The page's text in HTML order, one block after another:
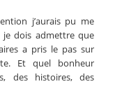
j’aurais pu me
dois admettre que
a pris le pas sur
Et quel bonheur
des histoires, des